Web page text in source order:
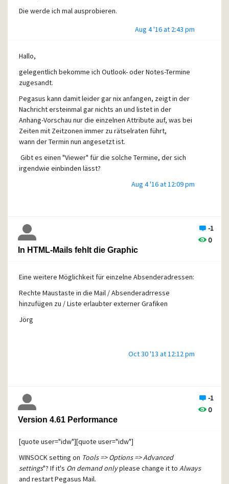
Die werde ich mal ausprobieren.
Aug 4 '16 at 2:43 pm
Hallo,
gelegentlich bekomme ich Outlook- oder Notes-Termine
zugesandt.
Pegasus kann damit leider gar nix anfangen, zeigt in der
Nachricht ersteinmal gar nichts an und listet in der
Anhang-Vorschau nur die einzelnen Attribute auf, was bei
Zeiten mit Zeitzonen immer zu rätselraten führt,
wann der Termin nun angesetzt ist.
Gibt es einen "Viewer" für die solche Termine, der sich
irgendwie einbinden lässt?
Aug 4 '16 at 12:09 pm
-1
0
In HTML-Mails fehlt die Graphic
Eine weitere Möglichkeit für einzelne Absenderadressen:
Rechte Maustaste in die Mail / Absenderadrresse
hinzufügen zu / Liste erlaubter externer Grafiken
Jörg
Oct 30 '13 at 12:12 pm
-1
0
Version 4.61 Performance
[quote user="idw"][quote user="idw"]
WINSOCK setting on Tools => Options => Advanced
settings"? If it's On demand onlyplease change it to Always
and restart Pegasus Mail.